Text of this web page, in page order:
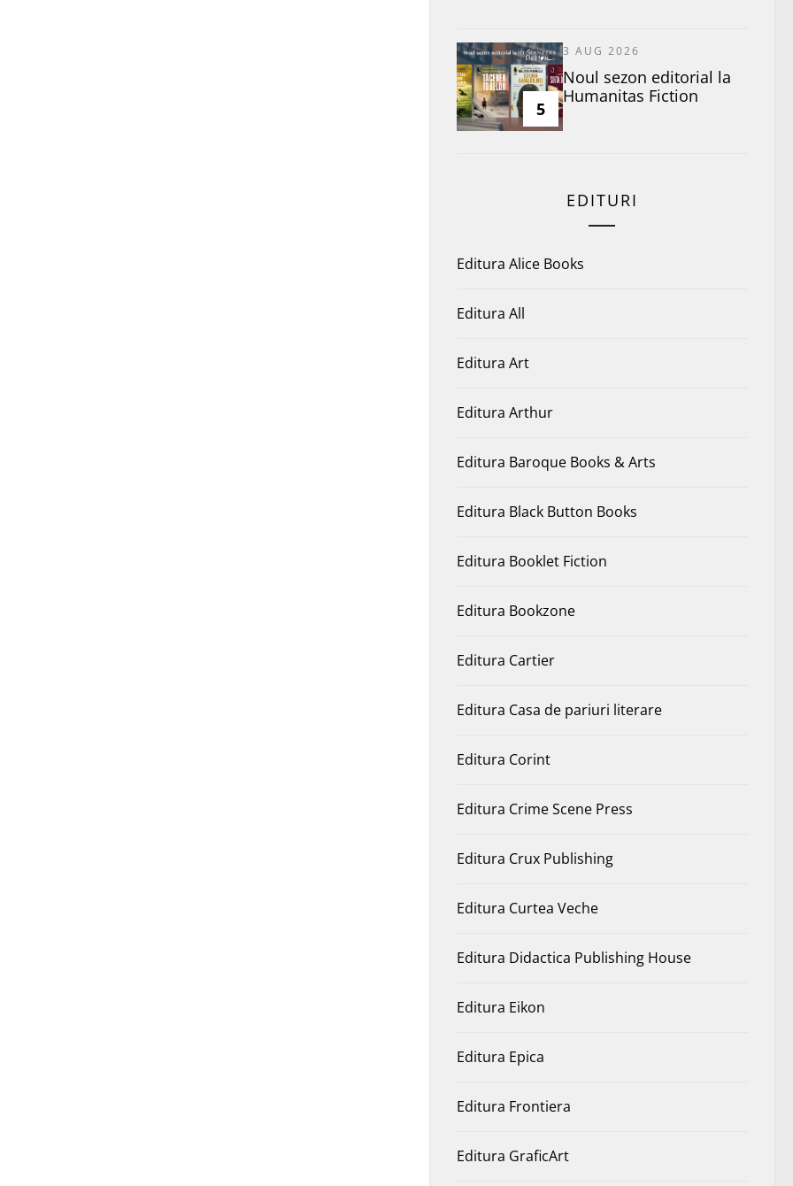
5
3 AUG 2026
​Noul sezon editorial la
Humanitas Fiction
EDITURI
Editura Alice Books
Editura All
Editura Art
Editura Arthur
Editura Baroque Books & Arts
Editura Black Button Books
Editura Booklet Fiction
Editura Bookzone
Editura Cartier
Editura Casa de pariuri literare
Editura Corint
Editura Crime Scene Press
Editura Crux Publishing
Editura Curtea Veche
Editura Didactica Publishing House
Editura Eikon
Editura Epica
Editura Frontiera
Editura GraficArt